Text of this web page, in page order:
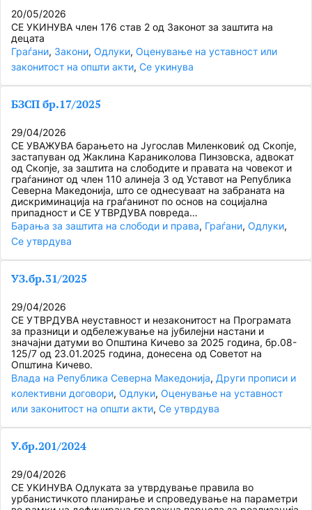
20/05/2026
СЕ УКИНУВА член 176 став 2 од Законот за заштита на
децата
Граѓани, Закони, Одлуки, Оценување на уставност или
законитост на општи акти, Се укинува
БЗСП бр.17/2025
29/04/2026
СЕ УВАЖУВА барањето на Југослав Миленковиќ од Скопје,
застапуван од Жаклина Караниколова Пинзовска, адвокат
од Скопје, за заштита на слободите и правата на човекот и
граѓанинот од член 110 алинеја 3 од Уставот на Република
Северна Македонија, што се однесуваат на забраната на
дискриминација на граѓанинот по основ на социјална
припадност и СЕ УТВРДУВА повреда…
Барања за заштита на слободи и права, Граѓани, Одлуки
Се утврдува
УЗ.бр.31/2025
29/04/2026
СЕ УТВРДУВА неуставност и незаконитост на Програмата
за празници и одбележување на јубилејни настани и
значајни датуми во Општина Кичево за 2025 година, бр.08-
125/7 од 23.01.2025 година, донесена од Советот на
Општина Кичево.
Влада на Република Северна Македонија, Други прописи и
колективни договори, Одлуки, Оценување на уставност
или законитост на општи акти, Се утврдува
У.бр.201/2024
29/04/2026
СЕ УКИНУВА Одлуката за утврдување правила во
урбанистичкото планирање и спроведување на параметри